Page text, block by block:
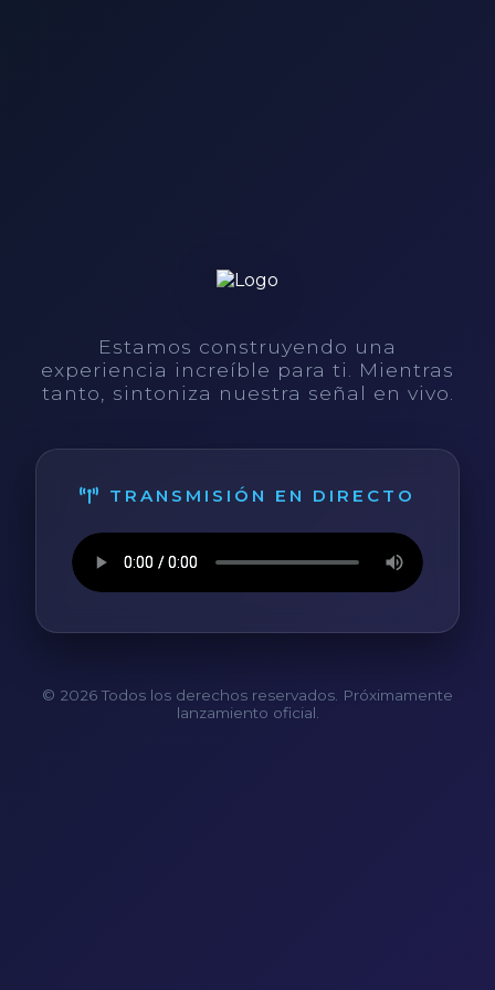
Estamos construyendo una
experiencia increíble para ti. Mientras
tanto, sintoniza nuestra señal en vivo.
TRANSMISIÓN EN DIRECTO
© 2026 Todos los derechos reservados. Próximamente
lanzamiento oficial.